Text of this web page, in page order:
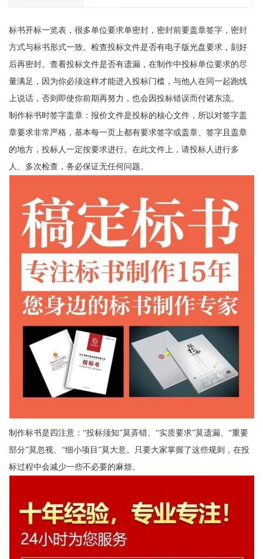
标书开标一览表，很多单位要求单密封，密封前要盖章签字，密封
方式与标书形式一致。检查投标文件是否有电子版光盘要求，刻好
后再密封。查看投标文件是否有遗漏，在制作中投标单位要求的尽
量满足，因为你必须这样才能进入投标门槛，与他人在同一起跑线
上说话，否则即使你前期再努力，也会因投标错误而付诸东流。
制作标书时签字盖章：报价文件是投标的核心文件，所以对签字盖
章要求非常严格，基本每一页上都有要求签字或盖章、签字且盖章
的地方，投标人一定按要求进行。在此文件上，请投标人进行多
人、多次检查，务必保证无任何问题。
制作标书是四注意：“投标须知”莫弄错、“实质要求”莫遗漏、“重要
部分”莫忽视、“细小项目”莫大意。只要大家掌握了这些规则，在投
标过程中会减少一些不必要的麻烦。